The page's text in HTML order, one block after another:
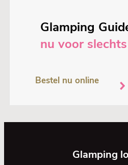
Glamping
nu voor
Bestel nu online
Glamping